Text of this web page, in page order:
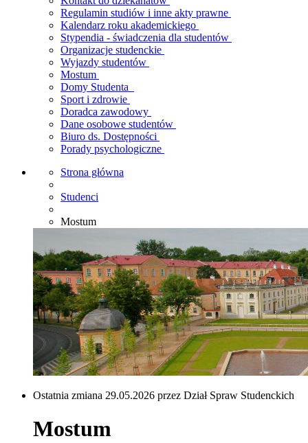
Regulamin studiów i inne akty prawne
Kalendarz roku akademickiego
Stypendia - świadczenia dla studentów
Organizacje studenckie
Wyjazdy studentów
Mostum
Domy Studenta
Sport i zdrowie
Doradca zawodowy
Dane osobowe studentów
Biuro ds. Dostępności
Porady psychologiczne
Strona główna
Studenci
Mostum
Ostatnia zmiana 29.05.2026 przez Dział Spraw Studenckich
Mostum